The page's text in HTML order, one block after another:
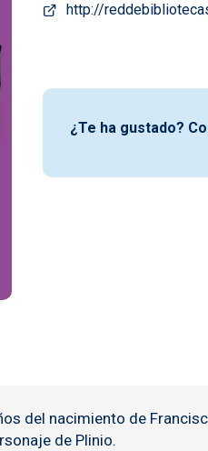
http://
¿Te ha gustado?
del nacimiento de
de Plinio.